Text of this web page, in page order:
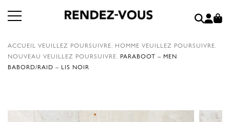
ACCUEIL VEUILLEZ POURSUIVRE. HOMME VEUILLEZ POURSUIVRE.
NOUVEAU VEUILLEZ POURSUIVRE. PARABOOT – MEN
BABORD/RAID – LIS NOIR